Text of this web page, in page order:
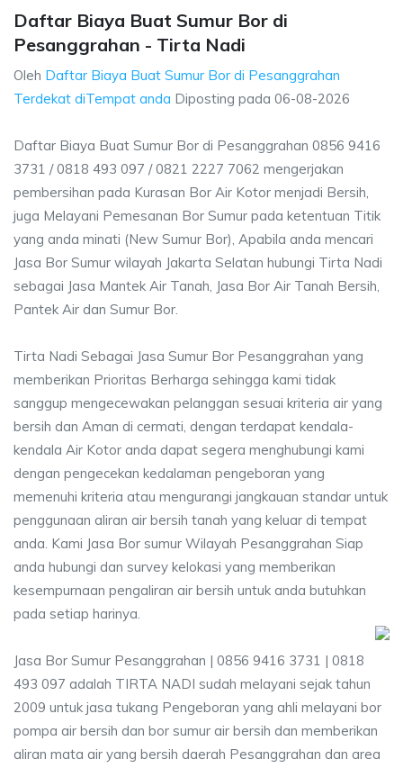
Daftar Biaya Buat Sumur Bor di
Pesanggrahan - Tirta Nadi
Oleh Daftar Biaya Buat Sumur Bor di Pesanggrahan
Terdekat diTempat anda Diposting pada 06-08-2026
Daftar Biaya Buat Sumur Bor di Pesanggrahan 0856 9416
3731 / 0818 493 097 / 0821 2227 7062 mengerjakan
pembersihan pada Kurasan Bor Air Kotor menjadi Bersih,
juga Melayani Pemesanan Bor Sumur pada ketentuan Titik
yang anda minati (New Sumur Bor), Apabila anda mencari
Jasa Bor Sumur wilayah Jakarta Selatan hubungi Tirta Nadi
sebagai Jasa Mantek Air Tanah, Jasa Bor Air Tanah Bersih,
Pantek Air dan Sumur Bor.
Tirta Nadi Sebagai Jasa Sumur Bor Pesanggrahan yang
memberikan Prioritas Berharga sehingga kami tidak
sanggup mengecewakan pelanggan sesuai kriteria air yang
bersih dan Aman di cermati, dengan terdapat kendala-
kendala Air Kotor anda dapat segera menghubungi kami
dengan pengecekan kedalaman pengeboran yang
memenuhi kriteria atau mengurangi jangkauan standar untuk
penggunaan aliran air bersih tanah yang keluar di tempat
anda. Kami Jasa Bor sumur Wilayah Pesanggrahan Siap
anda hubungi dan survey kelokasi yang memberikan
kesempurnaan pengaliran air bersih untuk anda butuhkan
pada setiap harinya.
Jasa Bor Sumur Pesanggrahan | 0856 9416 3731 | 0818
493 097 adalah TIRTA NADI sudah melayani sejak tahun
2009 untuk jasa tukang Pengeboran yang ahli melayani bor
pompa air bersih dan bor sumur air bersih dan memberikan
aliran mata air yang bersih daerah Pesanggrahan dan area